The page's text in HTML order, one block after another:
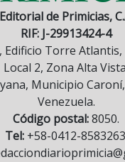
Editorial de Primicias,
RIF: J-29913424-4
Edificio Torre
Local 2, Zona Alta
Municipio
Venezuela.
Código postal:8050.
Tel:+58-0412-